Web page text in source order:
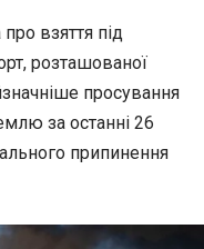
взяття під
розташованої
просування
за останні 26
припинення